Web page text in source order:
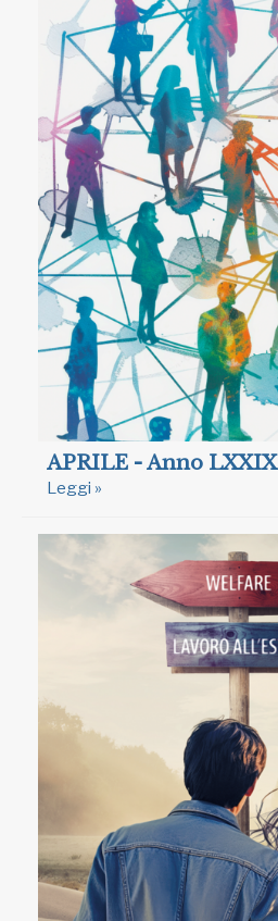
APRILE - Anno LXXIX
Leggi »